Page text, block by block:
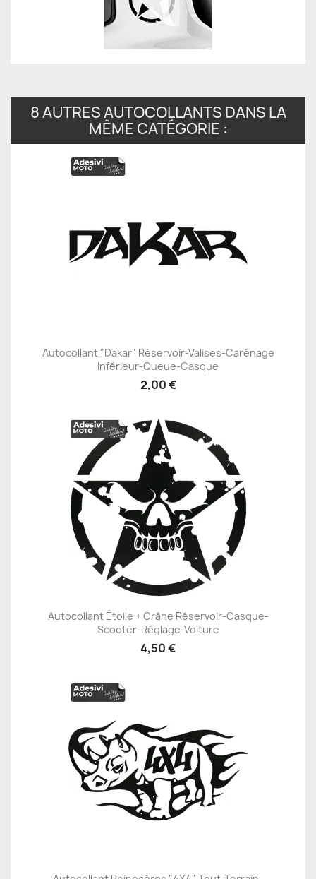
8 AUTRES AUTOCOLLANTS DANS LA
MÊME CATÉGORIE :
Autocollant "Dakar" Réservoir-Valises-Carénage
Inférieur-Queue-Casque
2,00 €
Autocollant Étoile + Crâne Réservoir-Casque-
Scooter-Réglage-Voiture
4,50 €